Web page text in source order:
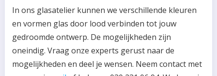
In ons glasatelier kunnen we verschillende kleuren
en vormen glas door lood verbinden tot jouw
gedroomde ontwerp. De mogelijkheden zijn
oneindig. Vraag onze experts gerust naar de
mogelijkheden en deel je wensen. Neem contact met